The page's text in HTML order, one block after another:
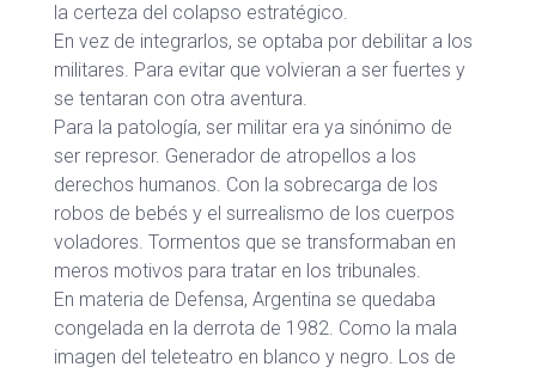
la certeza del colapso estratégico.
En vez de integrarlos, se optaba por debilitar a los
militares. Para evitar que volvieran a ser fuertes y
se tentaran con otra aventura.
Para la patología, ser militar era ya sinónimo de
ser represor. Generador de atropellos a los
derechos humanos. Con la sobrecarga de los
robos de bebés y el surrealismo de los cuerpos
voladores. Tormentos que se transformaban en
meros motivos para tratar en los tribunales.
En materia de Defensa, Argentina se quedaba
congelada en la derrota de 1982. Como la mala
imagen del teleteatro en blanco y negro. Los de